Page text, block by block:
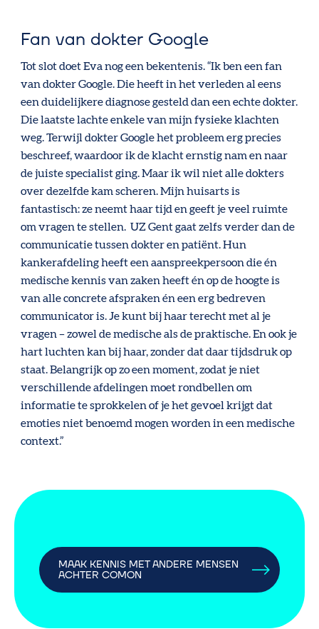
Fan van dokter Google
Tot slot doet Eva nog een bekentenis. “Ik ben een fan
van dokter Google. Die heeft in het verleden al eens
een duidelijkere diagnose gesteld dan een echte dokter.
Die laatste lachte enkele van mijn fysieke klachten
weg. Terwijl dokter Google het probleem erg precies
beschreef, waardoor ik de klacht ernstig nam en naar
de juiste specialist ging. Maar ik wil niet alle dokters
over dezelfde kam scheren. Mijn huisarts is
fantastisch: ze neemt haar tijd en geeft je veel ruimte
om vragen te stellen. UZ Gent gaat zelfs verder dan de
communicatie tussen dokter en patiënt. Hun
kankerafdeling heeft een aanspreekpersoon die én
medische kennis van zaken heeft én op de hoogte is
van alle concrete afspraken én een erg bedreven
communicator is. Je kunt bij haar terecht met al je
vragen – zowel de medische als de praktische. En ook je
hart luchten kan bij haar, zonder dat daar tijdsdruk op
staat. Belangrijk op zo een moment, zodat je niet
verschillende afdelingen moet rondbellen om
informatie te sprokkelen of je het gevoel krijgt dat
emoties niet benoemd mogen worden in een medische
context.”
MAAK KENNIS MET ANDERE MENSEN
ACHTER COMON